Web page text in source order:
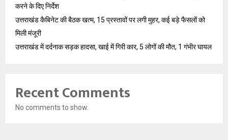
करने के दिए निर्देश
उत्तराखंड कैबिनेट की बैठक खत्म, 15 प्रस्तावों पर लगी मुहर, कई बड़े फैसलों को
मिली मंजूरी
उत्तराखंड में दर्दनाक सड़क हादसा, खाई में गिरी कार, 5 लोगों की मौत, 1 गंभीर घायल
Recent Comments
No comments to show.